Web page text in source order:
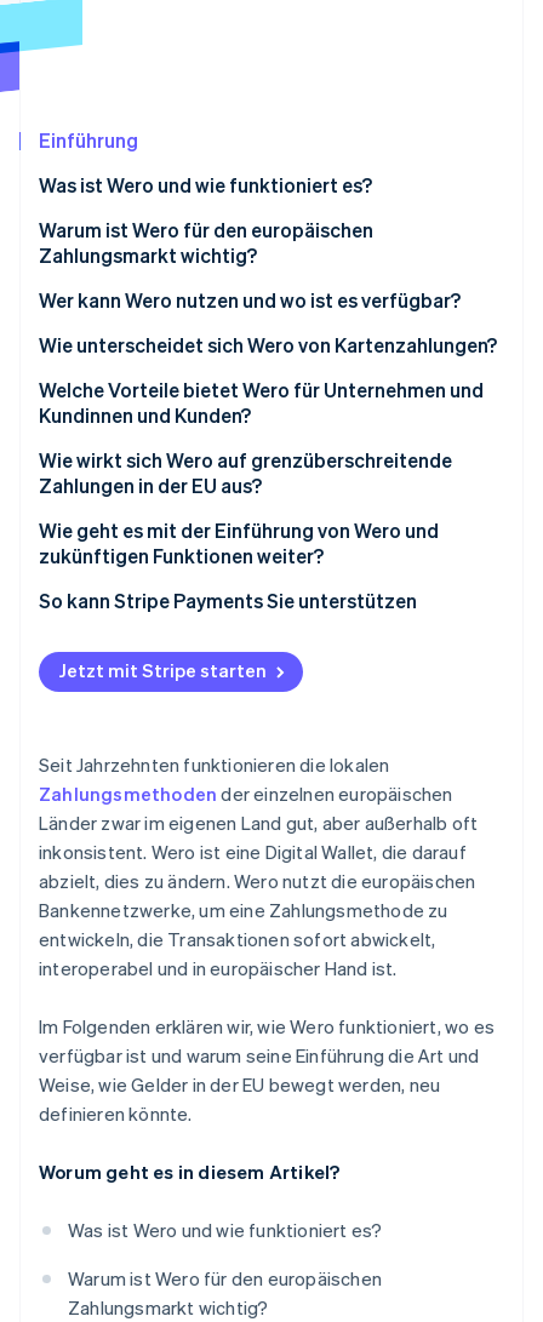
Betrugsprävention
Atlas
Online-Identitätsprüfung
Erfahren Sie, wie Stripe Lösungen für die
Einführung
Was ist Wero und wie funktioniert es?
Warum ist Wero für den europäischen
Zahlungsmarkt wichtig?
Wer kann Wero nutzen und wo ist es verfügbar?
Wie unterscheidet sich Wero von Kartenzahlungen?
Geschwindigkeit und Zahlungsabwicklung
Kosten- und Gebührenstruktur
Sicherheit und Betrugsprävention
Zugang zu Geldern:
Welche Vorteile bietet Wero für Unternehmen und
Kundinnen und Kunden?
Kundennutzen
Geschäftliche Vorteile
Wie wirkt sich Wero auf grenzüberschreitende
Zahlungen in der EU aus?
Wie geht es mit der Einführung von Wero und
zukünftigen Funktionen weiter?
So kann Stripe Payments Sie unterstützen
Jetzt mit Stripe starten
Seit Jahrzehnten funktionieren die lokalen
Zahlungsmethoden der einzelnen europäischen
Länder zwar im eigenen Land gut, aber außerhalb oft
inkonsistent. Wero ist eine Digital Wallet, die darauf
abzielt, dies zu ändern. Wero nutzt die europäischen
Bankennetzwerke, um eine Zahlungsmethode zu
entwickeln, die Transaktionen sofort abwickelt,
interoperabel und in europäischer Hand ist.
Im Folgenden erklären wir, wie Wero funktioniert, wo es
verfügbar ist und warum seine Einführung die Art und
Weise, wie Gelder in der EU bewegt werden, neu
definieren könnte.
Worum geht es in diesem Artikel?
Was ist Wero und wie funktioniert es?
Warum ist Wero für den europäischen
Zahlungsmarkt wichtig?